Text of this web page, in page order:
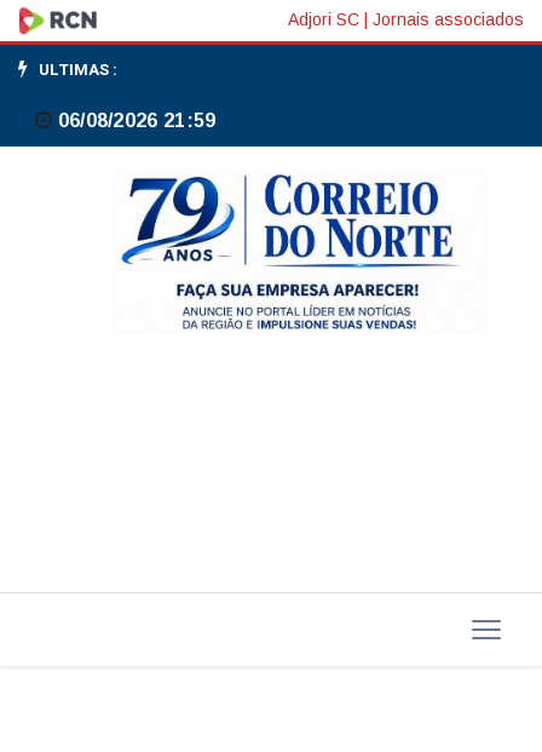
Defesas
Civis
de
após
Adjori SC Jornais associados
ULTIMAS :
06/08/2026 21:59